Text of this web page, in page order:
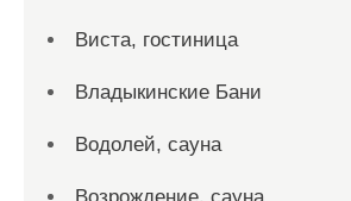
Виста, гостиница
Владыкинские Бани
Водолей, сауна